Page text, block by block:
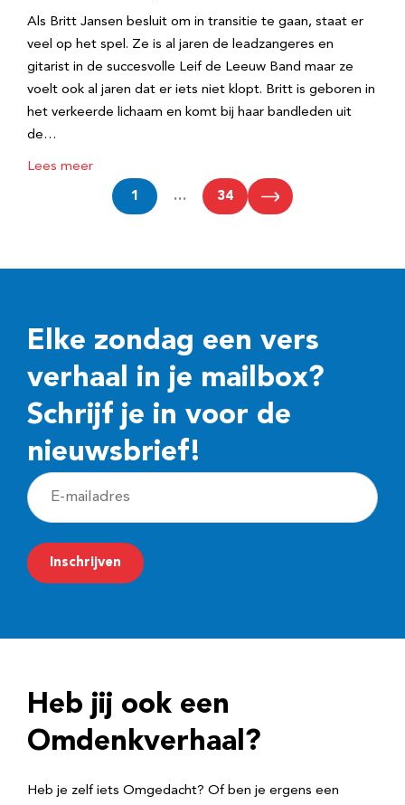
Als Britt Jansen besluit om in transitie te gaan, staat er
veel op het spel. Ze is al jaren de leadzangeres en
gitarist in de succesvolle Leif de Leeuw Band maar ze
voelt ook al jaren dat er iets niet klopt. Britt is geboren in
het verkeerde lichaam en komt bij haar bandleden uit
de…
Lees meer
1 … 34
Elke zondag een vers
verhaal in je mailbox?
Schrijf je in voor de
nieuwsbrief!
E
-
m
a
r
e
Inschrijven
Heb jij ook een
Omdenkverhaal?
Heb je zelf iets Omgedacht? Of ben je ergens een